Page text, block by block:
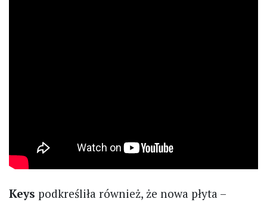
Keys podkreśliła również, że nowa płyta –